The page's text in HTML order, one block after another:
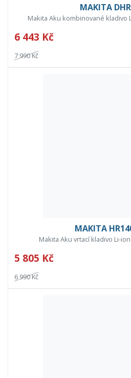
MAKITA
Makita Aku kombinované kladivo
6 443 Kč
7 990 Kč
MAKITA
Makita Aku vrtací kladivo Li-
5 805 Kč
6 990 Kč